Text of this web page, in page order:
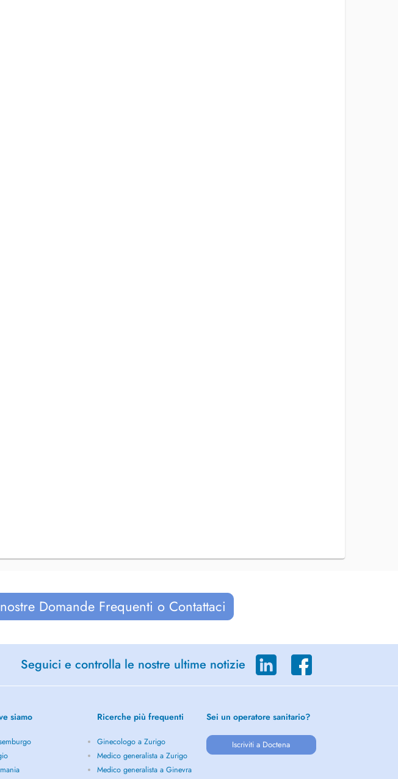
Domande Frequenti o Contattaci
Seguici e controlla le nostre ultime notizie
siamo Ricerche più frequenti
Ginecologo a Zurigo
Medico generalista a Zurigo
Medico generalista a Ginevra
Sei un operatore sanitario?
Iscriviti a Doctena